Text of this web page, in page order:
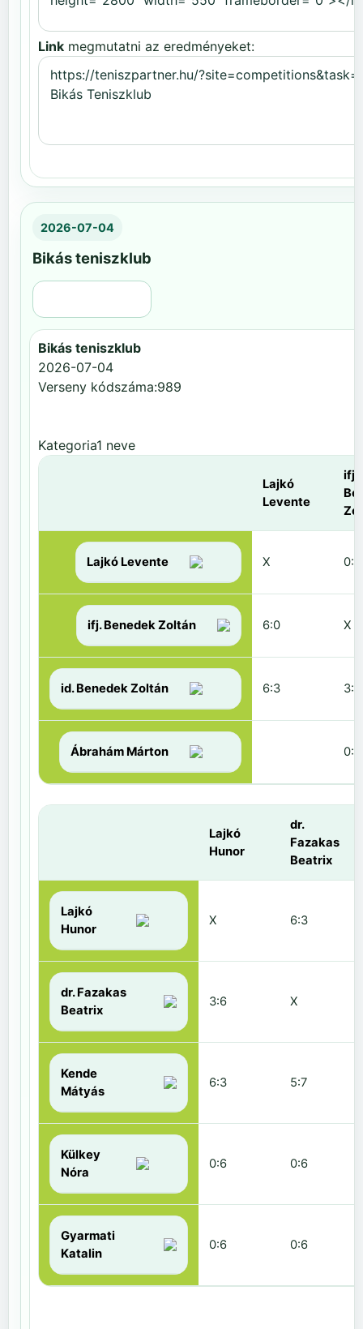
Link megmutatni az eredményeket:
2026-07-04
Bikás teniszklub
Bikás teniszklub
2026-07-04
Verseny kódszáma:989
Kategoria1 neve
Lajkó
Levente
ifj.
Lajkó Levente X 0:6
ifj. Benedek Zoltán 6:0 X
id. Benedek Zoltán 6:3 3:6
Ábrahám Márton 0:6
Lajkó
Hunor
dr.
Fazakas
Beatrix
Lajkó
Hunor
X 6:3
dr. Fazakas
Beatrix
3:6 X
Kende
Mátyás
6:3 5:7
Külkey
Nóra
0:6 0:6
Gyarmati
Katalin
0:6 0:6